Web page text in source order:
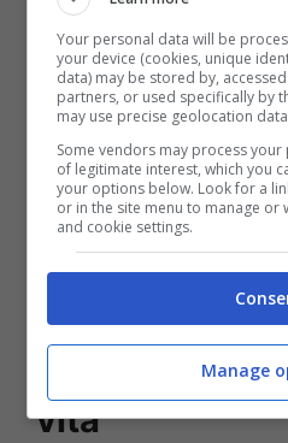
Foto di Davide Donadei.
parla del problema di salute di
Davide
vita
Your personal data will be
your device (cookies, unique
data) may be stored by,
partners, or used specifically by
may use precise geolocation
Some vendors may process
of legitimate interest, which you
your options below. Look for a
or in the site menu to manage or
and cookie settings.
Manage